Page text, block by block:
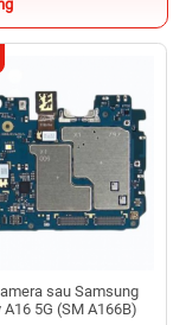
sau Samsung
A16 5G (SM A166B)